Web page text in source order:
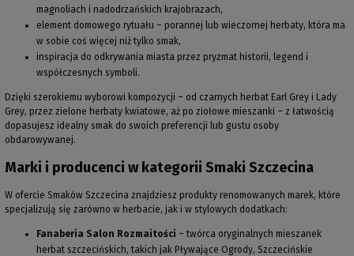
magnoliach i nadodrzańskich krajobrazach,
element domowego rytuału – porannej lub wieczornej herbaty, która ma
w sobie coś więcej niż tylko smak,
inspiracja do odkrywania miasta przez pryzmat historii, legend i
współczesnych symboli.
Dzięki szerokiemu wyborowi kompozycji – od czarnych herbat Earl Grey i Lady
Grey, przez zielone herbaty kwiatowe, aż po ziołowe mieszanki – z łatwością
dopasujesz idealny smak do swoich preferencji lub gustu osoby
obdarowywanej.
Marki i producenci w kategorii Smaki Szczecina
W ofercie Smaków Szczecina znajdziesz produkty renomowanych marek, które
specjalizują się zarówno w herbacie, jak i w stylowych dodatkach:
Fanaberia Salon Rozmaitości – twórca oryginalnych mieszanek
herbat szczecińskich, takich jak Pływające Ogrody, Szczecińskie